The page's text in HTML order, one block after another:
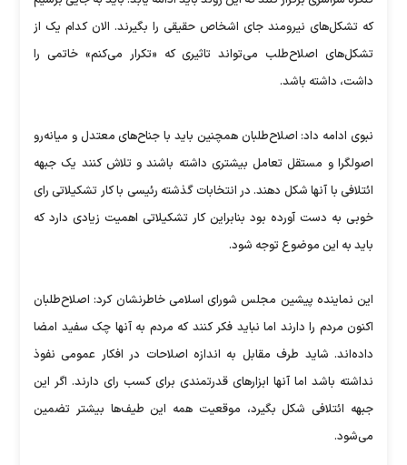
که تشکل‌های نیرومند جای اشخاص حقیقی را بگیرند. الان کدام یک از
تشکل‌های اصلاح‌طلب می‌تواند تاثیری که «تکرار می‌کنم» خاتمی را
داشت، داشته باشد.
نبوی ادامه داد: اصلاح‌طلبان همچنین باید با جناح‌های معتدل و میانه‌رو
اصولگرا و مستقل تعامل بیشتری داشته باشند و تلاش کنند یک جبهه
ائتلافی با آنها شکل دهند. در انتخابات گذشته رئیسی با کار تشکیلاتی رای
خوبی به دست آورده بود بنابراین کار تشکیلاتی اهمیت زیادی دارد که
باید به این موضوع توجه شود.
این نماینده پیشین مجلس شورای اسلامی خاطرنشان کرد: اصلاح‌طلبان
اکنون مردم را دارند اما نباید فکر کنند که مردم به آنها چک سفید امضا
داده‌اند. شاید طرف مقابل به اندازه اصلاحات در افکار عمومی نفوذ
نداشته باشد اما آنها ابزارهای قدرتمندی برای کسب رای دارند. اگر این
جبهه ائتلافی شکل بگیرد، موقعیت همه این طیف‌ها بیشتر تضمین
می‌شود.